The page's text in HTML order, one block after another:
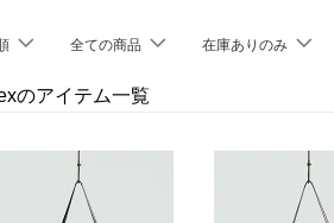
全ての商品 在庫ありのみ
のアイテム一覧